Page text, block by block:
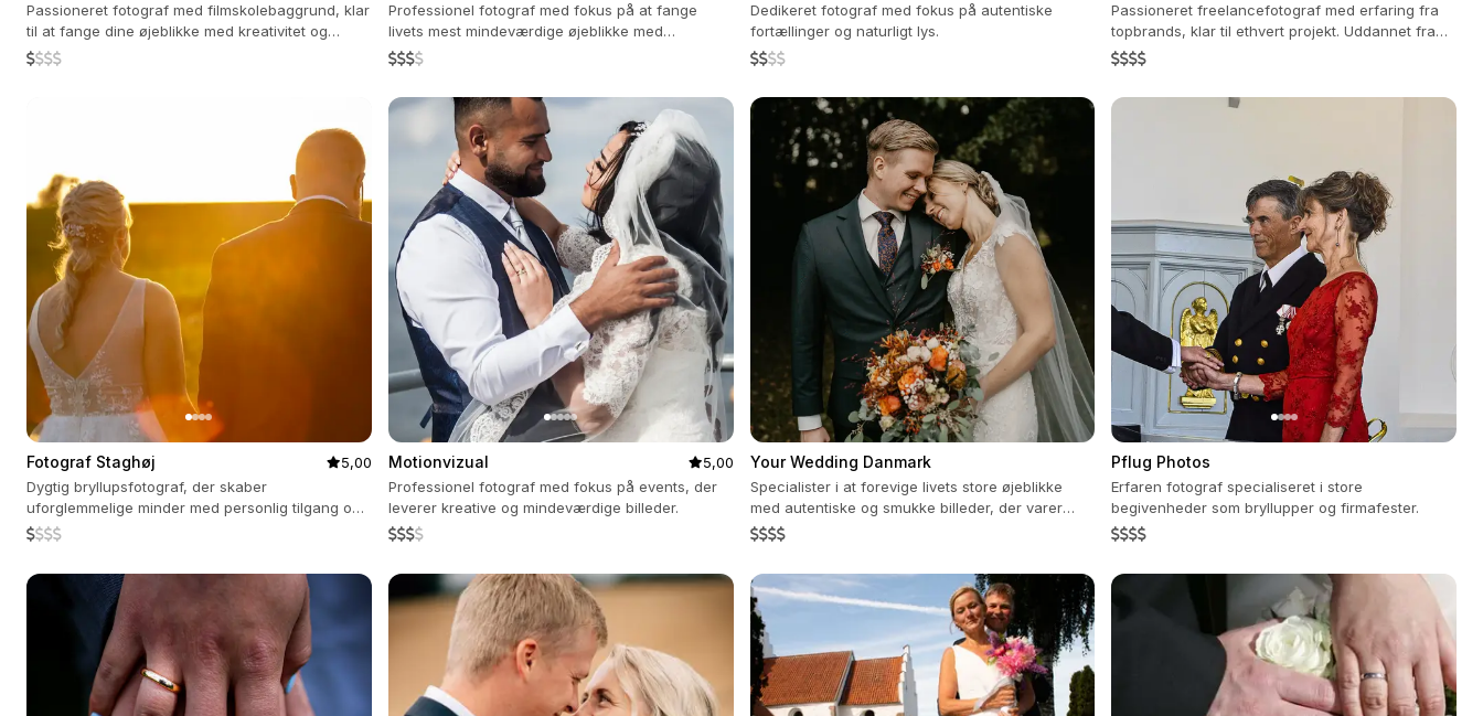
Passioneret fotograf med filmskolebaggrund, klar
til at fange dine øjeblikke med kreativitet og
professionalisme.
Professionel fotograf med fokus på at fange
livets mest mindeværdige øjeblikke med
kreativitet og omsorg.
Dedikeret fotograf med fokus på autentiske
fortællinger og naturligt lys.
Passioneret freelancefotograf med erfaring fra
topbrands, klar til ethvert projekt. Uddannet fra
Mediehøjskolen Danmark.
Fotograf Staghøj
5,00
Dygtig bryllupsfotograf, der skaber
uforglemmelige minder med personlig tilgang og
professionel service.
Motionvizual
5,00
Professionel fotograf med fokus på events, der
leverer kreative og mindeværdige billeder.
Your Wedding Danmark
Specialister i at forevige livets store øjeblikke
med autentiske og smukke billeder, der varer
evigt.
Pflug Photos
Erfaren fotograf specialiseret i store
begivenheder som bryllupper og firmafester.